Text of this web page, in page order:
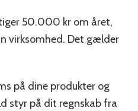
50.000 kr om året,
virksomhed. Det gælder
på dine produkter og
styr på dit regnskab fra